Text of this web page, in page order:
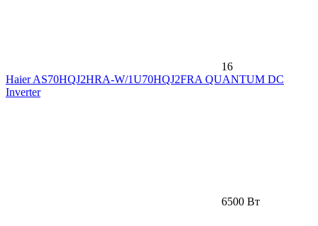
16
Haier AS70HQJ2HRA-W/1U70HQJ2FRA QUANTUM DC
Inverter
6500 Вт